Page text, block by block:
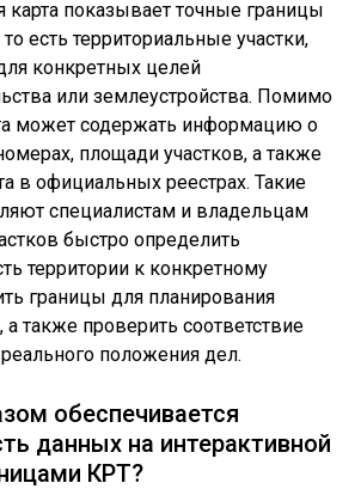
карта показывает точные границы
есть территориальные участки,
конкретных целей
или землеустройства. Помимо
может содержать информацию о
площади участков, а также
в официальных реестрах. Такие
специалистам и владельцам
быстро определить
территории к конкретному
границы для планирования
а также проверить соответствие
положения дел.
обеспечивается
данных на интерактивной
КРТ?